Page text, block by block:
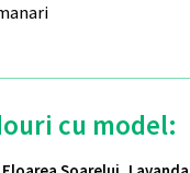
cu model: